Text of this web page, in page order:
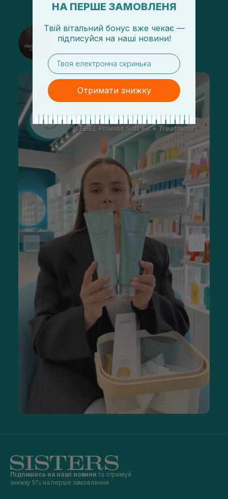
@sisters_stelmakh в Instagram
Підписатися
Підпишись на наші новини та отримуй
знижку 5% на перше замовлення
НА ПЕРШЕ ЗАМОВЛЕНЯ
Твій вітальний бонус вже чекає —
підписуйся на наші новини!
email
Отримати знижку